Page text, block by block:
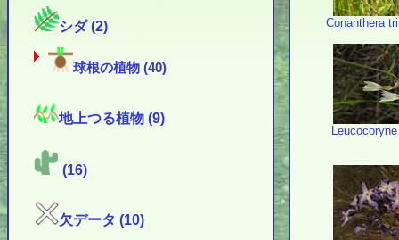
シダ (2)
球根の植物 (40)
地上つる植物 (9)
(16)
欠データ (10)
Conanthera